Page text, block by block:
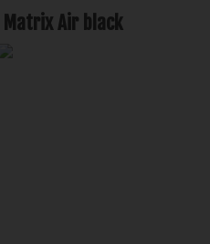
Matrix Air black